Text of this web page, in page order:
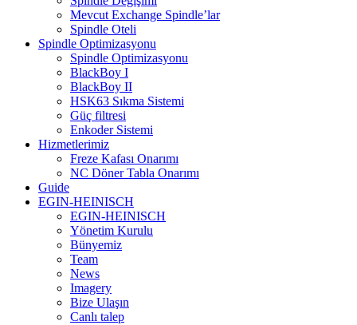
Mevcut Exchange Spindle’lar
Spindle Oteli
Spindle Optimizasyonu
Spindle Optimizasyonu
BlackBoy I
BlackBoy II
HSK63 Sıkma Sistemi
Güç filtresi
Enkoder Sistemi
Hizmetlerimiz
Freze Kafası Onarımı
NC Döner Tabla Onarımı
Guide
EGIN-HEINISCH
EGIN-HEINISCH
Yönetim Kurulu
Bünyemiz
Team
News
Imagery
Bize Ulaşın
Canlı talep